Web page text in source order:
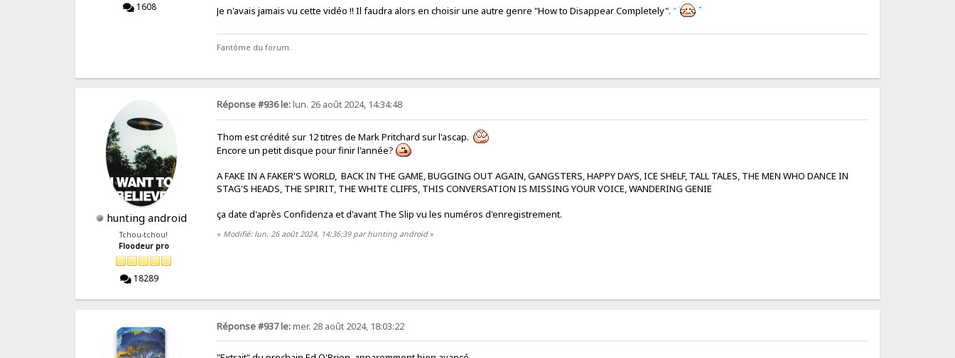
1608 Je n'avais jamais vu cette vidéo !! Il faudra alors en choisir une autre genre "How to Disappear Completely".
Fantôme du forum.
hunting android
Tchou-tchou!
Floodeur pro
18289
Réponse #936 le:lun. 26 août 2024, 14:34:48
Thom est crédité sur 12 titres de Mark Pritchard sur l'ascap.
Encore un petit disque pour finir l'année?
A FAKE IN A FAKER'S WORLD, BACK IN THE GAME, BUGGING OUT AGAIN, GANGSTERS, HAPPY DAYS, ICE SHELF, TALL TALES, THE MEN WHO DANCE IN
STAG'S HEADS, THE SPIRIT, THE WHITE CLIFFS, THIS CONVERSATION IS MISSING YOUR VOICE, WANDERING GENIE
ça date d'après Confidenza et d'avant The Slip vu les numéros d'enregistrement.
« Modifié: lun. 26 août 2024, 14:36:39 par hunting android»
Réponse #937 le:mer. 28 août 2024, 18:03:22